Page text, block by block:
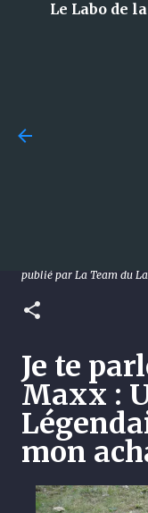
Le Labo de la
publié par La Team du
Je te
Maxx :
mon